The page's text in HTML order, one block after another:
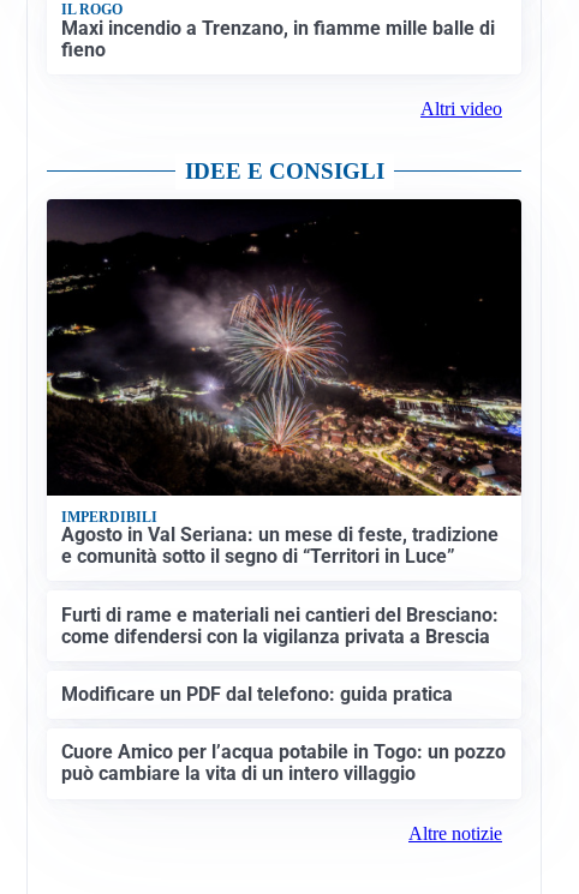
IL ROGO
Maxi incendio a Trenzano, in fiamme mille balle di
fieno
Altri video
IDEE E CONSIGLI
IMPERDIBILI
Agosto in Val Seriana: un mese di feste, tradizione
e comunità sotto il segno di “Territori in Luce”
Furti di rame e materiali nei cantieri del Bresciano:
come difendersi con la vigilanza privata a Brescia
Modificare un PDF dal telefono: guida pratica
Cuore Amico per l’acqua potabile in Togo: un pozzo
può cambiare la vita di un intero villaggio
Altre notizie